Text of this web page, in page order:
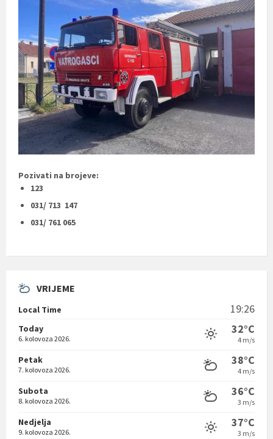
Pozivati na brojeve:
123
031/ 713 147
031/ 761 065
VRIJEME
Local Time 19:26
Today
6. kolovoza 2026.
32°C
4 m/s
Petak
7. kolovoza 2026.
38°C
4 m/s
Subota
8. kolovoza 2026.
36°C
3 m/s
Nedjelja
9. kolovoza 2026.
37°C
3 m/s